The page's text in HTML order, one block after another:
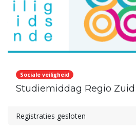
Sociale veiligheid
Studiemiddag Regio Zuid
Registraties gesloten